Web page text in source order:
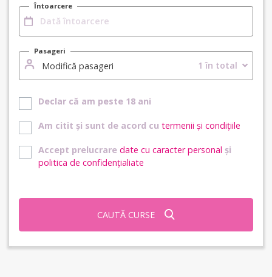
Întoarcere
Pasageri
Modifică pasageri 1 în total
Declar că am peste 18 ani
Am citit și sunt de acord cu termenii și condițiile
Accept prelucrare date cu caracter personal și
politica de confidențialiate
CAUTĂ CURSE